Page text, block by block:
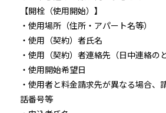
【開栓（使用開始）】
・使用場所（住所・アパート名等）
・使用（契約）者氏名
・使用（契約）者連絡先（日中連絡の
・使用開始希望日
・使用者と料金請求先が異なる場合、
話番号等